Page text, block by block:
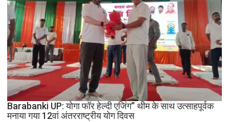
Barabanki UP: योगा फॉर हेल्दी एजिंग” थीम के साथ उत्साहपूर्वक
मनाया गया 12वां अंतरराष्ट्रीय योग दिवस